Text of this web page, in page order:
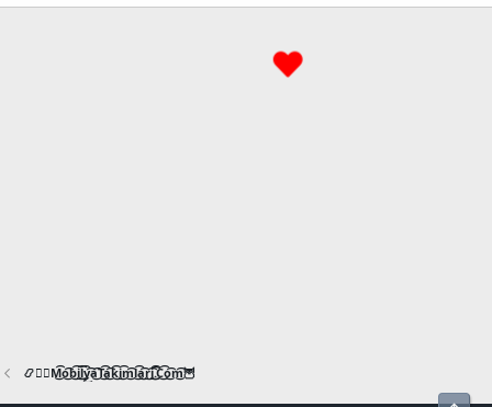
📿🧙‍♂️M͜͡o͜͡b͜͡i͜͡l͜͡y͜͡a͜͡T͜͡a͜͡k͜͡i͜͡m͜͡l͜͡a͜͡r͜͡i͜͡.͜͡C͜͡o͜͡m͜͡🦉